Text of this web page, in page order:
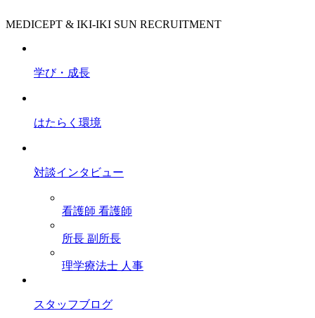
MEDICEPT & IKI-IKI SUN RECRUITMENT
学び・成長
はたらく環境
対談インタビュー
看護師 看護師
所長 副所長
理学療法士 人事
スタッフブログ